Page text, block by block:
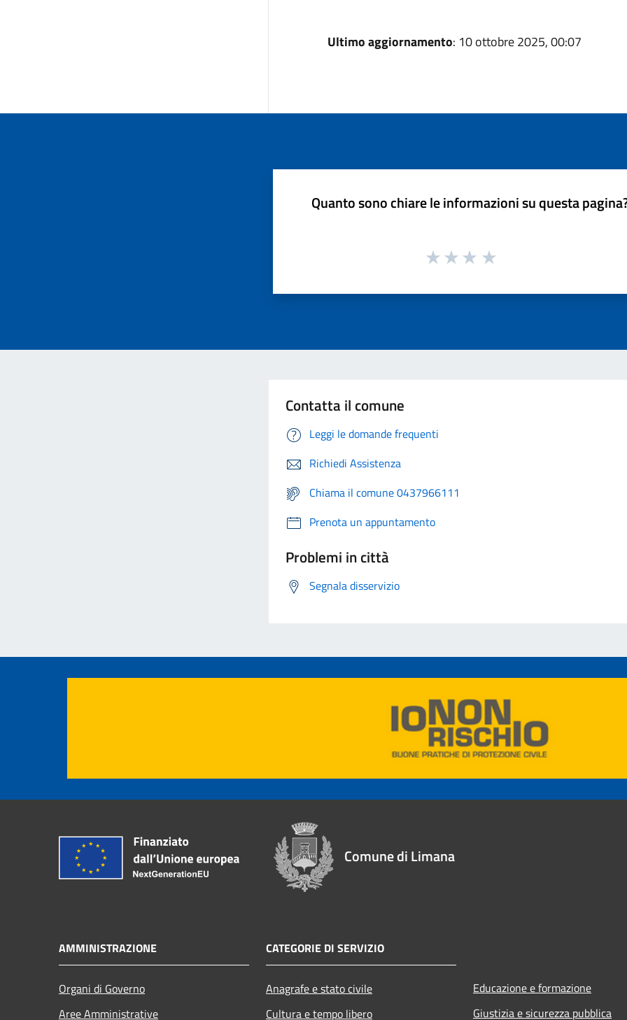
Ultimo aggiornamento: 10 ottobre 2025, 00:07
Quanto sono chiare le informazioni su questa
Contatta il comune
Leggi le domande frequenti
Richiedi Assistenza
Chiama il comune 0437966111
Prenota un appuntamento
Problemi in città
Segnala disservizio
Comune di Limana
AMMINISTRAZIONE
Organi di Governo
Aree Amministrative
CATEGORIE DI SERVIZIO
Anagrafe e stato civile
Cultura e tempo libero
Educazione e formazione
Giustizia e sicurezza pubblica